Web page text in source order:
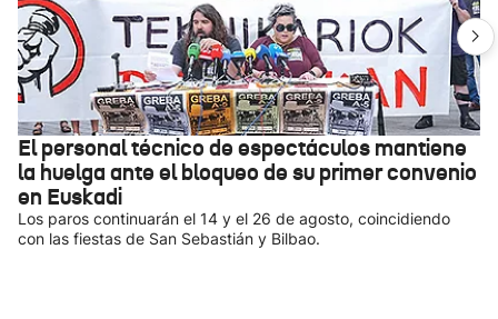
El personal técnico de espectáculos mantiene
la huelga ante el bloqueo de su primer convenio
en Euskadi
Los paros continuarán el 14 y el 26 de agosto, coincidiendo
con las fiestas de San Sebastián y Bilbao.